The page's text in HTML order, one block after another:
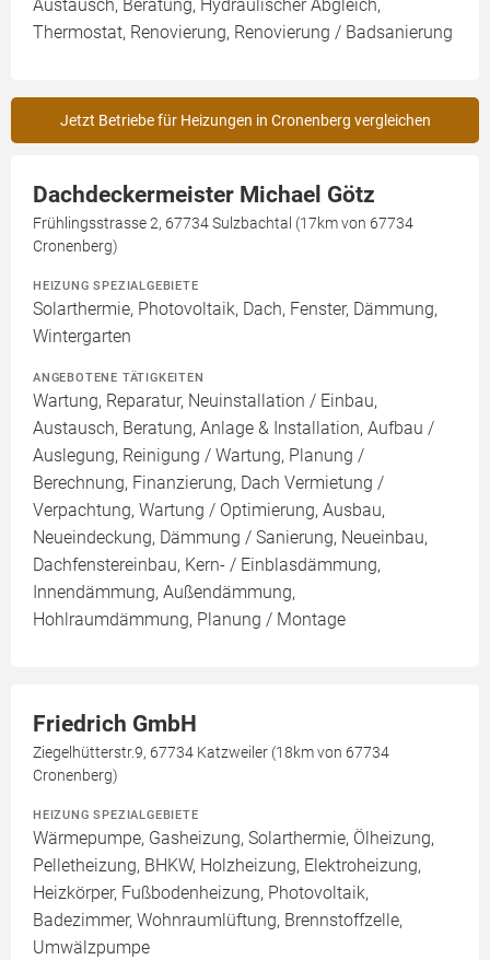
Austausch, Beratung, Hydraulischer Abgleich,
Thermostat, Renovierung, Renovierung / Badsanierung
Jetzt Betriebe für Heizungen in Cronenberg vergleichen
Dachdeckermeister Michael Götz
Frühlingsstrasse 2, 67734 Sulzbachtal (17km von 67734
Cronenberg)
HEIZUNG SPEZIALGEBIETE
Solarthermie, Photovoltaik, Dach, Fenster, Dämmung,
Wintergarten
ANGEBOTENE TÄTIGKEITEN
Wartung, Reparatur, Neuinstallation / Einbau,
Austausch, Beratung, Anlage & Installation, Aufbau /
Auslegung, Reinigung / Wartung, Planung /
Berechnung, Finanzierung, Dach Vermietung /
Verpachtung, Wartung / Optimierung, Ausbau,
Neueindeckung, Dämmung / Sanierung, Neueinbau,
Dachfenstereinbau, Kern- / Einblasdämmung,
Innendämmung, Außendämmung,
Hohlraumdämmung, Planung / Montage
Friedrich GmbH
Ziegelhütterstr.9, 67734 Katzweiler (18km von 67734
Cronenberg)
HEIZUNG SPEZIALGEBIETE
Wärmepumpe, Gasheizung, Solarthermie, Ölheizung,
Pelletheizung, BHKW, Holzheizung, Elektroheizung,
Heizkörper, Fußbodenheizung, Photovoltaik,
Badezimmer, Wohnraumlüftung, Brennstoffzelle,
Umwälzpumpe